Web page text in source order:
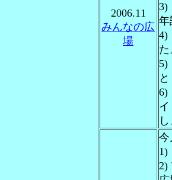
2006.11
みんなの広
場
3)
年
4)
た
5)
6)
今
1)
2)